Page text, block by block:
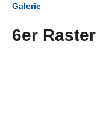
Galerie
6er Raster